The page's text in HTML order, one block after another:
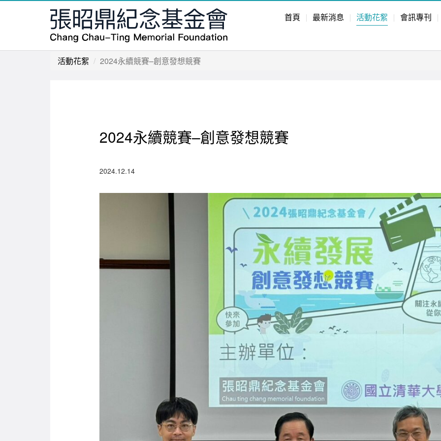
首頁 最新消息 活動花絮 會訊專刊
活動花絮 2024永續競賽–創意發想競賽
2024永續競賽–創意發想競賽
2024.12.14